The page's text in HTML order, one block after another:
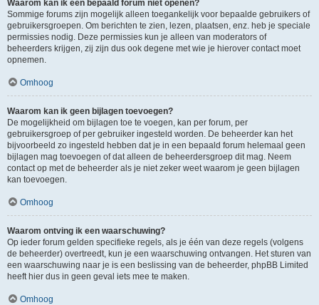
Waarom kan ik een bepaald forum niet openen?
Sommige forums zijn mogelijk alleen toegankelijk voor bepaalde gebruikers of
gebruikersgroepen. Om berichten te zien, lezen, plaatsen, enz. heb je speciale
permissies nodig. Deze permissies kun je alleen van moderators of
beheerders krijgen, zij zijn dus ook degene met wie je hierover contact moet
opnemen.
Omhoog
Waarom kan ik geen bijlagen toevoegen?
De mogelijkheid om bijlagen toe te voegen, kan per forum, per
gebruikersgroep of per gebruiker ingesteld worden. De beheerder kan het
bijvoorbeeld zo ingesteld hebben dat je in een bepaald forum helemaal geen
bijlagen mag toevoegen of dat alleen de beheerdersgroep dit mag. Neem
contact op met de beheerder als je niet zeker weet waarom je geen bijlagen
kan toevoegen.
Omhoog
Waarom ontving ik een waarschuwing?
Op ieder forum gelden specifieke regels, als je één van deze regels (volgens
de beheerder) overtreedt, kun je een waarschuwing ontvangen. Het sturen van
een waarschuwing naar je is een beslissing van de beheerder, phpBB Limited
heeft hier dus in geen geval iets mee te maken.
Omhoog